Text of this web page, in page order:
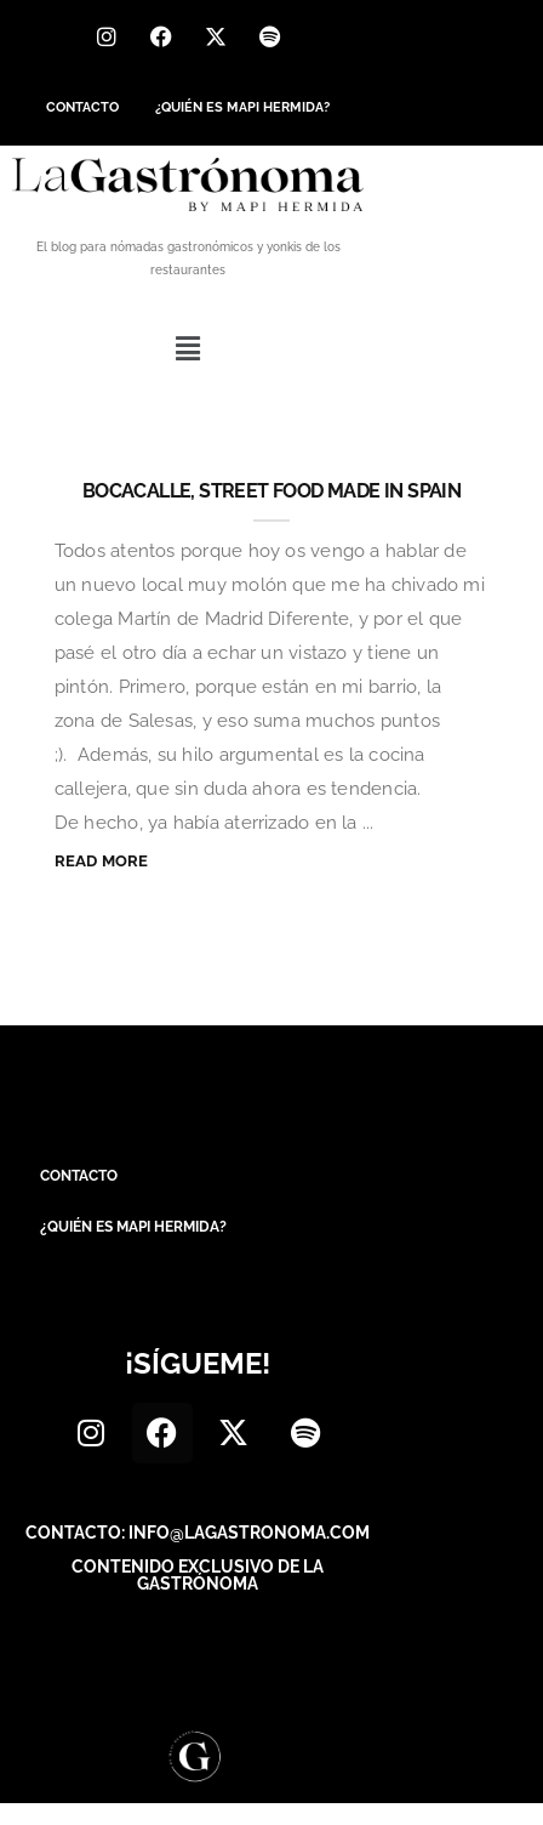
CONTACTO ¿QUIÉN ES MAPI HERMIDA?
El blog para nómadas gastronómicos y yonkis de los
restaurantes
BOCACALLE, STREET FOOD MADE IN SPAIN
Todos atentos porque hoy os vengo a hablar de
un nuevo local muy molón que me ha chivado mi
colega Martín de Madrid Diferente, y por el que
pasé el otro día a echar un vistazo y tiene un
pintón. Primero, porque están en mi barrio, la
zona de Salesas, y eso suma muchos puntos
;). Además, su hilo argumental es la cocina
callejera, que sin duda ahora es tendencia.
De hecho, ya había aterrizado en la ...
READ MORE
CONTACTO
¿QUIÉN ES MAPI HERMIDA?
¡SÍGUEME!
CONTACTO: INFO@LAGASTRONOMA.COM
CONTENIDO EXCLUSIVO DE LA
GASTRÓNOMA